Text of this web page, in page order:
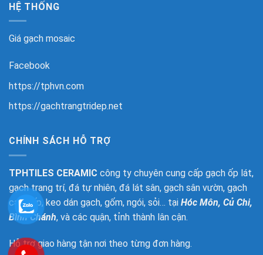
HỆ THỐNG
Giá gạch mosaic
Facebook
https://tphvn.com
https://gachtrangtridep.net
CHÍNH SÁCH HỖ TRỢ
TPHTILES CERAMIC công ty chuyên cung cấp gạch ốp lát,
gạch trang trí, đá tự nhiên, đá lát sân, gạch sân vườn, gạch
cao cấp, keo dán gạch, gốm, ngói, sỏi… tại Hóc Môn, Củ Chi,
Bình Chánh, và các quận, tỉnh thành lân cận.
Hỗ trợ giao hàng tận nơi theo từng đơn hàng.